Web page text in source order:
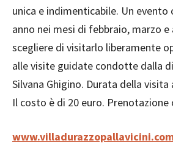
unica e indimenticabile. Un evento
anno nei mesi di febbraio, marzo e
scegliere di visitarlo liberamente
alle visite guidate condotte dalla
Silvana Ghigino. Durata della
Il costo è di 20 euro.